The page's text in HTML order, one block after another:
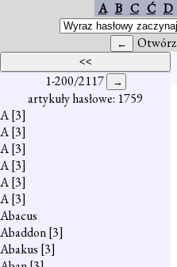
A B C Ć D
Otwórz
1-200/2117
artykuły hasłowe: 1759
A[3]
A[3]
A[3]
A[3]
A[3]
A[3]
Abacus
Abaddon[3]
Abakus [3]